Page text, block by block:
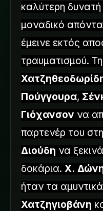
καλύτερη
μοναδικό
έμεινε εκτός
τραυματισμού.
Πούγγουρα,
Γιόχανσον να
παρτενέρ του
Διούδη να
δοκάρια. Χ.
ήταν τα
Χατζηγιοβάνη